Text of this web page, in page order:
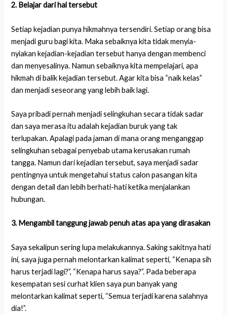
2. Belajar dari hal tersebut
Setiap kejadian punya hikmahnya tersendiri. Setiap orang bisa
menjadi guru bagi kita. Maka sebaiknya kita tidak menyia-
nyiakan kejadian-kejadian tersebut hanya dengan membenci
dan menyesalinya. Namun sebaiknya kita mempelajari, apa
hikmah di balik kejadian tersebut. Agar kita bisa “naik kelas”
dan menjadi seseorang yang lebih baik lagi.
Saya pribadi pernah menjadi selingkuhan secara tidak sadar
dan saya merasa itu adalah kejadian buruk yang tak
terlupakan. Apalagi pada jaman di mana orang menganggap
selingkuhan sebagai penyebab utama kerusakan rumah
tangga. Namun dari kejadian tersebut, saya menjadi sadar
pentingnya untuk mengetahui status calon pasangan kita
dengan detail dan lebih berhati-hati ketika menjalankan
hubungan.
3. Mengambil tanggung jawab penuh atas apa yang dirasakan
Saya sekalipun sering lupa melakukannya. Saking sakitnya hati
ini, saya juga pernah melontarkan kalimat seperti, “Kenapa sih
harus terjadi lagi?”, “Kenapa harus saya?”. Pada beberapa
kesempatan sesi curhat klien saya pun banyak yang
melontarkan kalimat seperti, “Semua terjadi karena salahnya
dia!”.